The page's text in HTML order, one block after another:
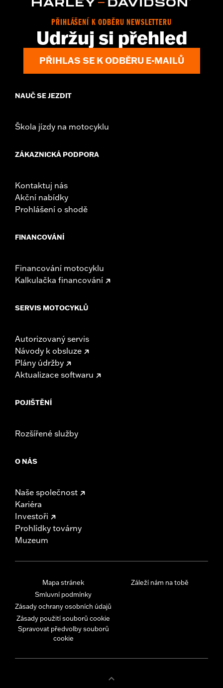
PŘIHLÁŠENÍ K ODBĚRU NEWSLETTERU
Udržuj si přehled
PŘIHLAS SE K ODBĚRU E-MAILŮ
NAUČ SE JEZDIT
Škola jízdy na motocyklu
ZÁKAZNICKÁ PODPORA
Kontaktuj nás
Akční nabídky
Prohlášení o shodě
FINANCOVÁNÍ
Financování motocyklu
Kalkulačka financování
SERVIS MOTOCYKLŮ
Autorizovaný servis
Návody k obsluze
Plány údržby
Aktualizace softwaru
POJIŠTĚNÍ
Rozšířené služby
O NÁS
Naše společnost
Kariéra
Investoři
Prohlídky továrny
Muzeum
Mapa stránek
Smluvní podmínky
Zásady ochrany osobních údajů
Zásady použití souborů cookie
Spravovat předvolby souborů
cookie
Záleží nám na tobě